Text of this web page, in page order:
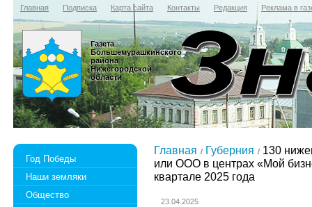
Главная Подписка Карта сайта Контакты Редакция Реклама в
Газета
Большемурашкинского
района
Нижегородской
области
Год Победы
Наши земляки
Общество
Главная Губерния
130
или ООО в центрах «Мой
квартале 2025 года
23.04.2025